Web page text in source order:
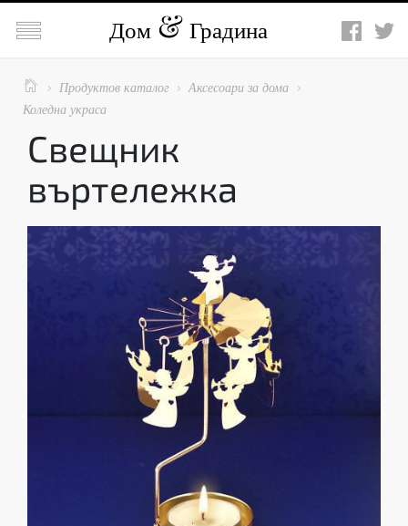
 Дом Градина
  Продуктов каталог  Аксесоари за дома 
Коледна украса
Свещник
въртележка